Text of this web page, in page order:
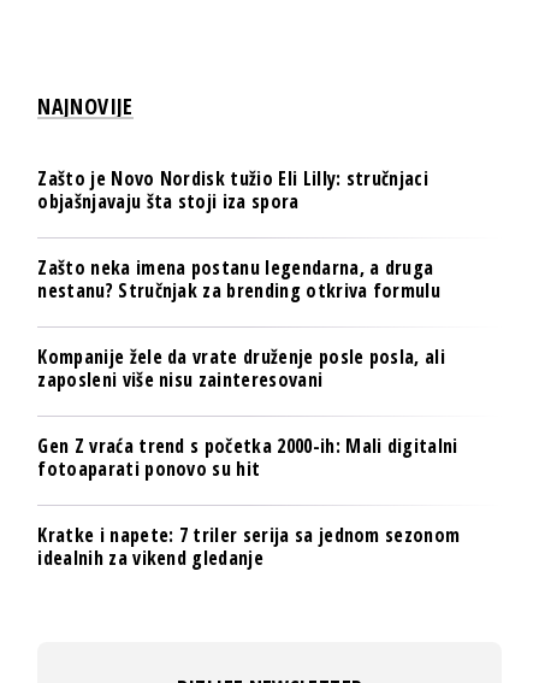
NAJNOVIJE
Zašto je Novo Nordisk tužio Eli Lilly: stručnjaci
objašnjavaju šta stoji iza spora
Zašto neka imena postanu legendarna, a druga
nestanu? Stručnjak za brending otkriva formulu
Kompanije žele da vrate druženje posle posla, ali
zaposleni više nisu zainteresovani
Gen Z vraća trend s početka 2000-ih: Mali digitalni
fotoaparati ponovo su hit
Kratke i napete: 7 triler serija sa jednom sezonom
idealnih za vikend gledanje